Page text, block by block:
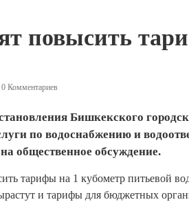
повысить
0 Комментариев
Бишкекского
по водоснабжению и
на общественное обсуждение.
тарифы на 1 кубометр питьевой
и тарифы для бюджетных